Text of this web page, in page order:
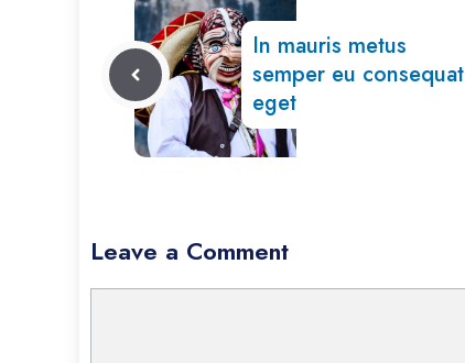
In mauris metus
semper eu consequat
eget
Leave a Comment